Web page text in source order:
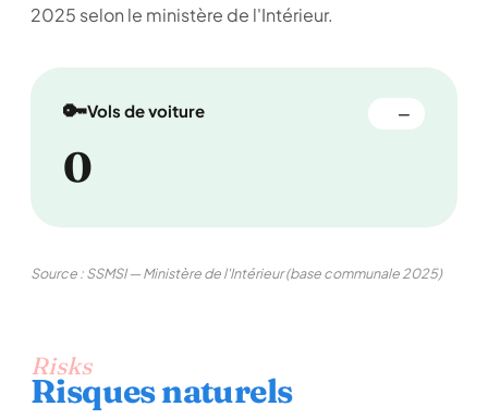
2025 selon le ministère de l'Intérieur.
🔑Vols de voiture —
0
Source : SSMSI — Ministère de l'Intérieur (base communale 2025)
Risks
Risques naturels